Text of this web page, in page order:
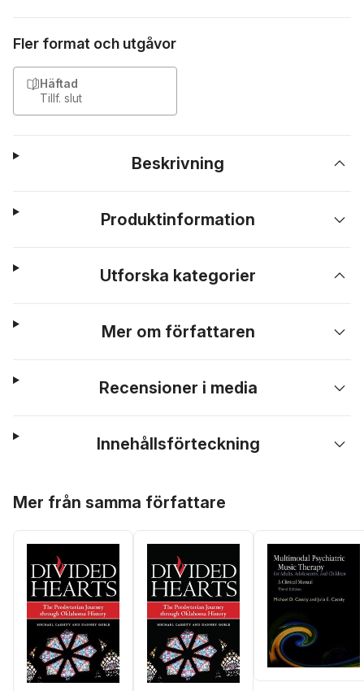
Fler format och utgåvor
Häftad
Tillf. slut
Beskrivning
Produktinformation
Utforska kategorier
Mer om författaren
Recensioner i media
Innehållsförteckning
Mer från samma författare